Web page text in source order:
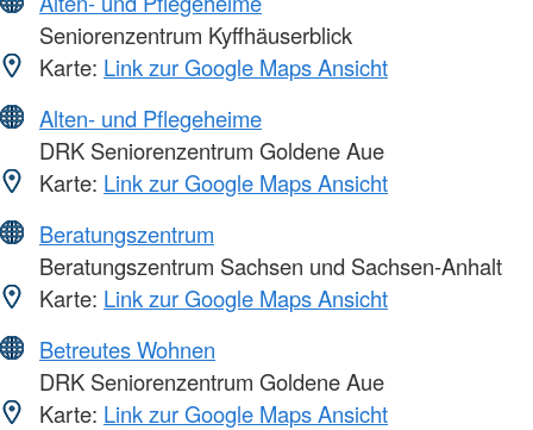
Seniorenzentrum Kyffhäuserblick
Karte: Link zur Google Maps Ansicht
Alten- und Pflegeheime
DRK Seniorenzentrum Goldene Aue
Karte: Link zur Google Maps Ansicht
Beratungszentrum
Beratungszentrum Sachsen und Sachsen-Anhalt
Karte: Link zur Google Maps Ansicht
Betreutes Wohnen
DRK Seniorenzentrum Goldene Aue
Karte: Link zur Google Maps Ansicht